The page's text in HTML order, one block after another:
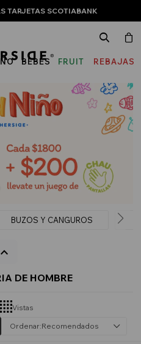
TARJETAS SCOTIABANK
BEBÉS
FRUIT
THE
LOOM
REBAJAS
BUZOS Y CANGUROS
DE HOMBRE
Vistas
Recomendados